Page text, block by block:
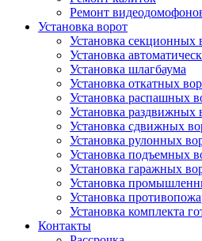
Ремонт
Установка ворот
Установка секционных
Установка
Установка шлагбаума
Установка откатных
Установка распашных
Установка раздвижных
Установка сдвижных
Установка рулонных
Установка подъемных
Установка гаражных
Установка
Установка
Установка комплекта
Контакты